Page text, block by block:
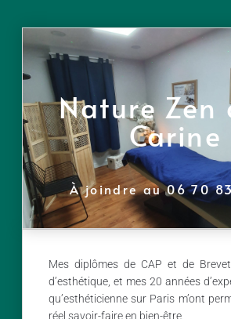
Mes diplômes de CAP et de
d’esthétique, et mes 20 années
qu’esthéticienne sur Paris m’ont
réel savoir-faire en bien-être.
Nature Zen
Carine
À joindre au 06 70